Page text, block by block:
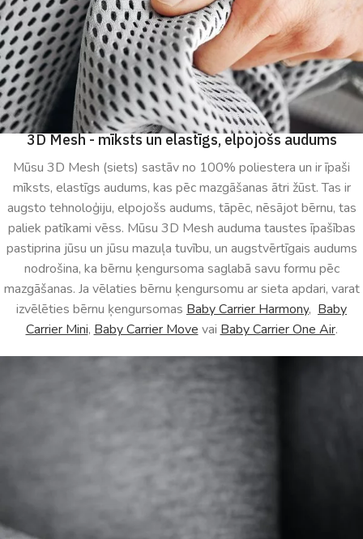
3D Mesh - mīksts un elastīgs, elpojošs audums
Mūsu 3D Mesh (siets) sastāv no 100% poliestera un ir īpaši
mīksts, elastīgs audums, kas pēc mazgāšanas ātri žūst. Tas ir
augsto tehnoloģiju, elpojošs audums, tāpēc, nēsājot bērnu, tas
paliek patīkami vēss. Mūsu 3D Mesh auduma taustes īpašības
pastiprina jūsu un jūsu mazuļa tuvību, un augstvērtīgais audums
nodrošina, ka bērnu ķengursoma saglabā savu formu pēc
mazgāšanas. Ja vēlaties bērnu ķengursomu ar sieta apdari, varat
izvēlēties bērnu ķengursomas Baby Carrier Harmony, Baby
Carrier Mini, Baby Carrier Move vai Baby Carrier One Air.